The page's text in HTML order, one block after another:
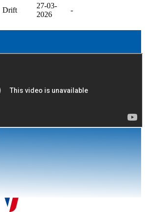
Drift
27-03-
2026
-
newsletter de la FFSA
soient collectées conformément à